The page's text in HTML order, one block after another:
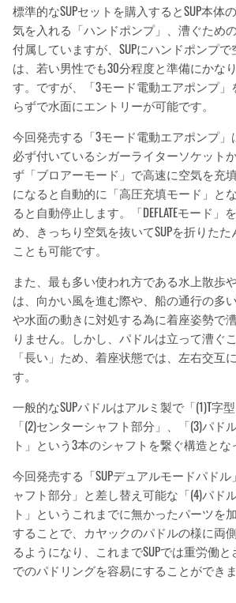
標準的なSUPセットを購入するとSUP本体
気を入れる「ハンドポンプ」、漕ぐため
付属していますが、SUPにハンドポンプ
は、若い男性でも30分程度と準備にかな
す。ですが、「3モード電動エアポンプ」
らずで水面にエントリーが可能です。
今回発売する「3モード電動エアポンプ
必ず付いているシガーライターソケット
ず「ブロアーモード」で高速に空気を充
になると自動的に「高圧充填モード」と
ると自動停止します。「DEFLATEモード」
め、きっちり空気を抜いてSUPを折りた
ことも可能です。
また、最も多い使われ方である水上散歩
は、向かい風を進む際や、船の通行の多
や水面の動きに対処する為に着座姿勢で
りません。しかし、パドルは立って漕ぐ
「長い」ため、着座状態では、左右交互
す。
一般的なSUPパドルはアルミ製で「(1)T字
「(2)センターシャフト部分」、「(3)パド
ト」という3本のシャフトを繋ぐ構造とな
今回発売する「SUPデュアルモードパドル
ャフト部分」と差し替え可能な「(4)パド
ト」というこれまでに無かったパーツを
することで、カヤックのパドルの様に両
るようになり、これまでSUPでは重労働
でのパドリングを容易にすることができま